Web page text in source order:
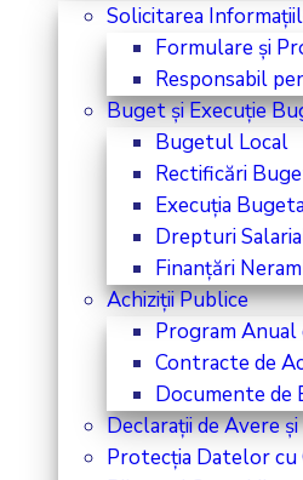
Solicitarea
Formulare și
Responsabil
Buget și Execuție
Bugetul Local
Rectificări
Execuția
Drepturi
Finanțări
Achiziții Publice
Program Anual
Contracte de
Documente de
Declarații de Avere
Protecția Datelor cu